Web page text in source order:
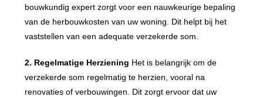
bouwkundig expert zorgt voor een nauwkeurige bepaling
van de herbouwkosten van uw woning. Dit helpt bij het
vaststellen van een adequate verzekerde som.
2. Regelmatige Herziening Het is belangrijk om de
verzekerde som regelmatig te herzien, vooral na
renovaties of verbouwingen. Dit zorgt ervoor dat uw